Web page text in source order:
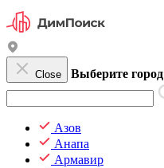
Close Выберите город
Азов
Анапа
Армавир